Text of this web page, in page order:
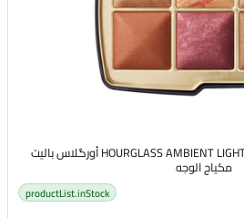
HOURGLASS AMBIENT LIGHTING EDIT UNLOCKED - FOX أورگلاس باليت
مكياج الوجه
productList.inStock